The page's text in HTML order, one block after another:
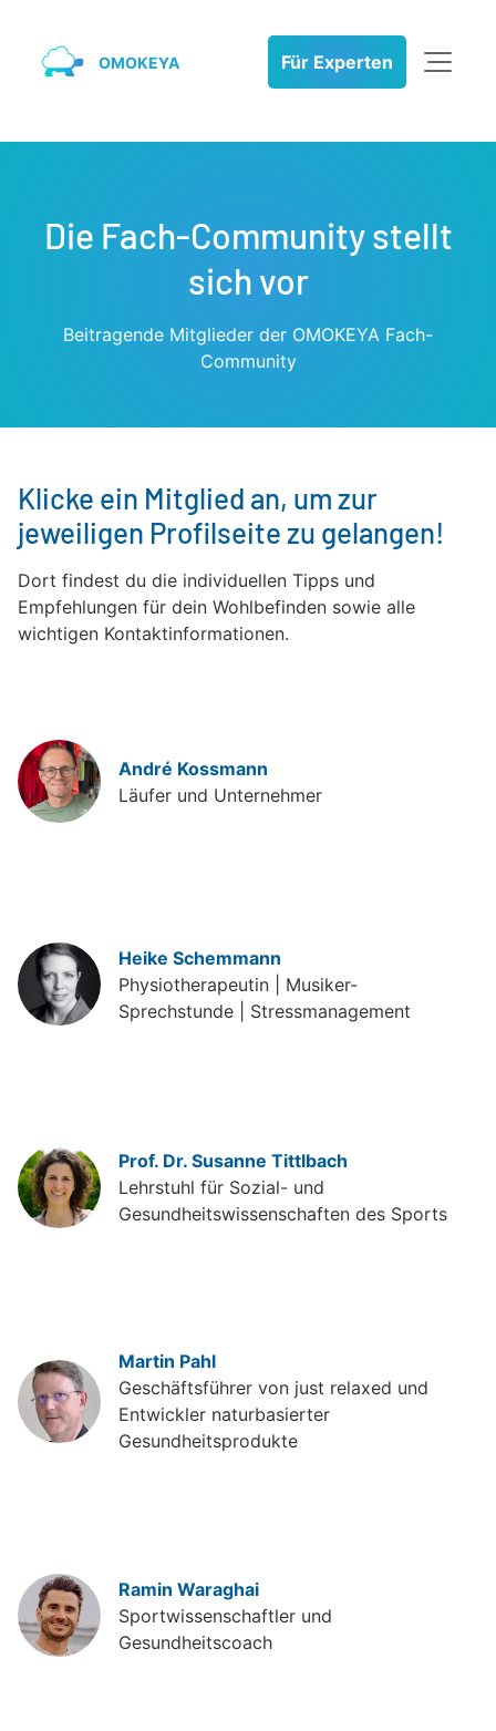
OMOKEYA Für Experten
Die Fach-Community stellt
sich vor
Beitragende Mitglieder der OMOKEYA Fach-
Community
Klicke ein Mitglied an, um zur
jeweiligen Profilseite zu gelangen!
Dort findest du die individuellen Tipps und
Empfehlungen für dein Wohlbefinden sowie alle
wichtigen Kontaktinformationen.
André Kossmann
Läufer und Unternehmer
Heike Schemmann
Physiotherapeutin | Musiker-
Sprechstunde | Stressmanagement
Prof. Dr. Susanne Tittlbach
Lehrstuhl für Sozial- und
Gesundheitswissenschaften des Sports
Martin Pahl
Geschäftsführer von just relaxed und
Entwickler naturbasierter
Gesundheitsprodukte
Ramin Waraghai
Sportwissenschaftler und
Gesundheitscoach